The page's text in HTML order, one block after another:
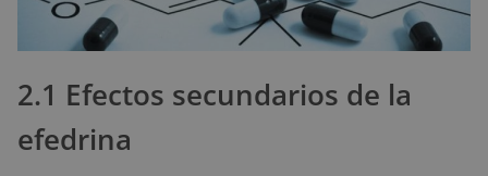
2.1 Efectos secundarios de la
efedrina